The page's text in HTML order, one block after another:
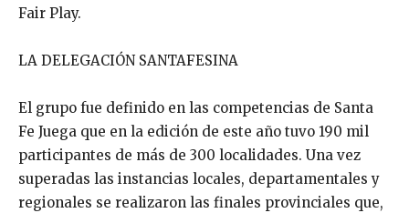
Fair Play.
LA DELEGACIÓN SANTAFESINA
El grupo fue definido en las competencias de Santa
Fe Juega que en la edición de este año tuvo 190 mil
participantes de más de 300 localidades. Una vez
superadas las instancias locales, departamentales y
regionales se realizaron las finales provinciales que,